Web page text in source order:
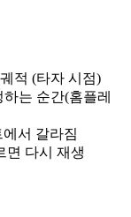
적 (타자 시점)
는 순간(홈플레
서 갈라짐
면 다시 재생